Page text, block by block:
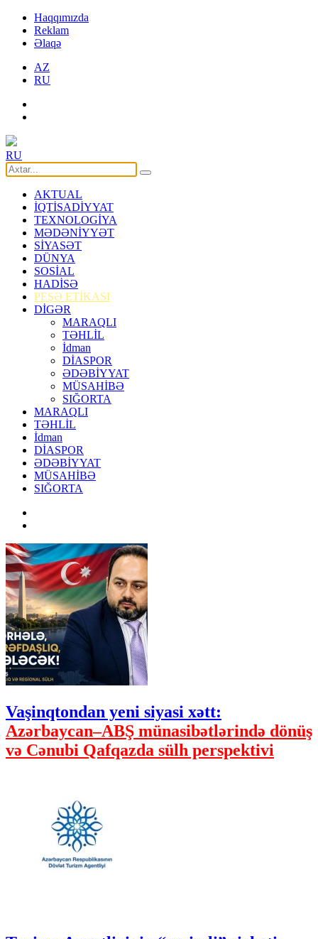
Haqqımızda
Reklam
Əlaqə
AZ
RU
RU
AKTUAL
İQTİSADİYYAT
TEXNOLOGİYA
MƏDƏNİYYƏT
SİYASƏT
DÜNYA
SOSİAL
HADİSƏ
PEŞƏ ETİKASI
DİGƏR
MARAQLI
TƏHLİL
İdman
DİASPOR
ƏDƏBİYYAT
MÜSAHİBƏ
SIĞORTA
MARAQLI
TƏHLİL
İdman
DİASPOR
ƏDƏBİYYAT
MÜSAHİBƏ
SIĞORTA
Vaşinqtondan yeni siyasi xətt:
Azərbaycan–ABŞ münasibətlərində dönüş
və Cənubi Qafqazda sülh perspektivi